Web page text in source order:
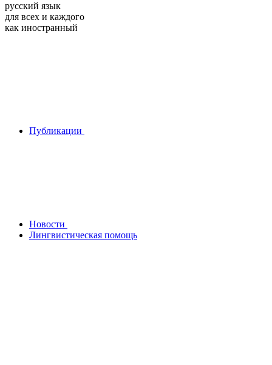
русский язык
для всех и каждого
как иностранный
Публикации
Новости
Лингвистическая помощь